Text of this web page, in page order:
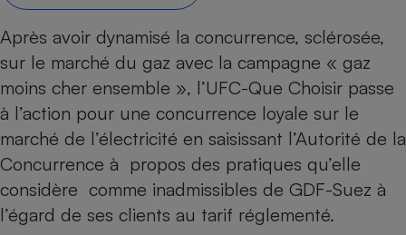
Après avoir dynamisé la concurrence, sclérosée,
sur le marché du gaz avec la campagne « gaz
moins cher ensemble », l’UFC-Que Choisir passe
à l’action pour une concurrence loyale sur le
marché de l’électricité en saisissant l’Autorité de la
Concurrence à propos des pratiques qu’elle
considère comme inadmissibles de GDF-Suez à
l’égard de ses clients au tarif réglementé.
Supermarché - Drive
Mutuelle
Comparateur auto
Comparatif climatiseur
Comparatif aspirateur
Comparatif aspirateur
Comparatif cafetière
Comparatif robot cuiseur
Comparatif centrale
Électricité - Gaz
Comparatif ordinateur
Comparatif ultrabook
Comparatif tablette
Image et son
Informatique
Internet
Aménagement
Bricolage - Jardinage
Chauffage
Produit d'entretien
Sécurité domestique
Hygiène - Beauté
Maladie - Médecine -
Système de santé -
Retraite
Tous les comparateurs
Toutes les cartes interactives
Speedtest - Testez le débit de votre
connexion Internet